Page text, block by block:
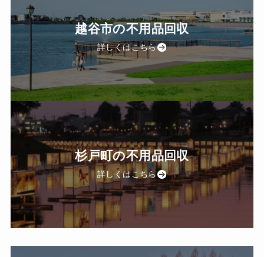
越谷市の不用品回収
詳しくはこちら
杉戸町の不用品回収
詳しくはこちら